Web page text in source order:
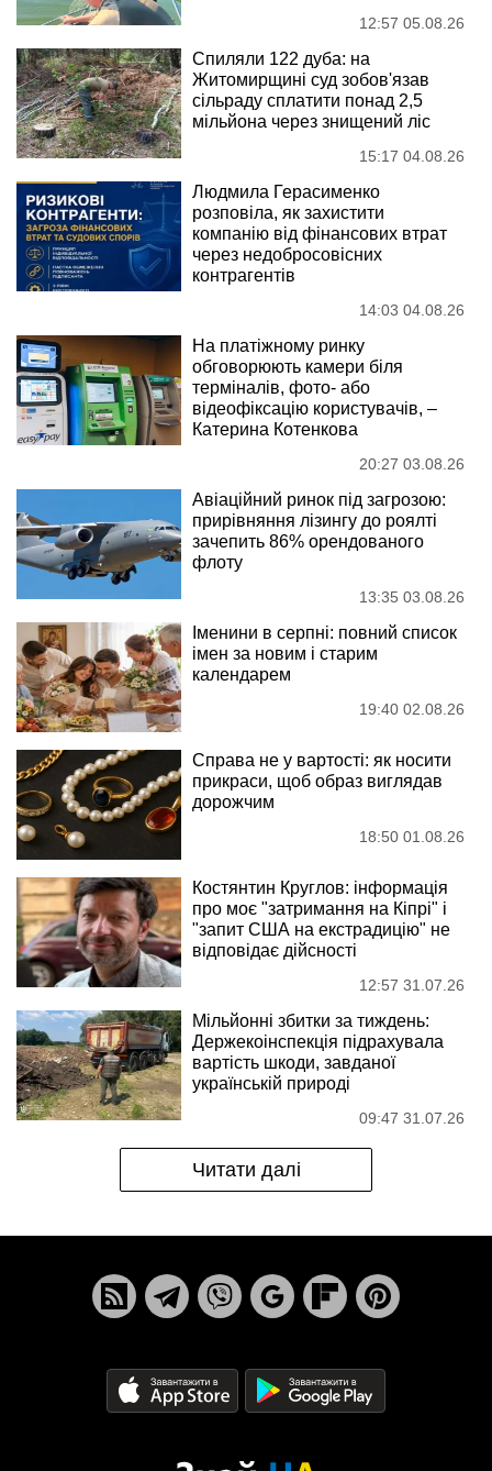
12:57 05.08.26
Спиляли 122 дуба: на
Житомирщині суд зобов'язав
сільраду сплатити понад 2,5
мільйона через знищений ліс
15:17 04.08.26
Людмила Герасименко
розповіла, як захистити
компанію від фінансових втрат
через недобросовісних
контрагентів
14:03 04.08.26
На платіжному ринку
обговорюють камери біля
терміналів, фото- або
відеофіксацію користувачів, –
Катерина Котенкова
20:27 03.08.26
Авіаційний ринок під загрозою:
прирівняння лізингу до роялті
зачепить 86% орендованого
флоту
13:35 03.08.26
Іменини в серпні: повний список
імен за новим і старим
календарем
19:40 02.08.26
Справа не у вартості: як носити
прикраси, щоб образ виглядав
дорожчим
18:50 01.08.26
Костянтин Круглов: інформація
про моє "затримання на Кіпрі" і
"запит США на екстрадицію" не
відповідає дійсності
12:57 31.07.26
Мільйонні збитки за тиждень:
Держекоінспекція підрахувала
вартість шкоди, завданої
українській природі
09:47 31.07.26
Читати далі